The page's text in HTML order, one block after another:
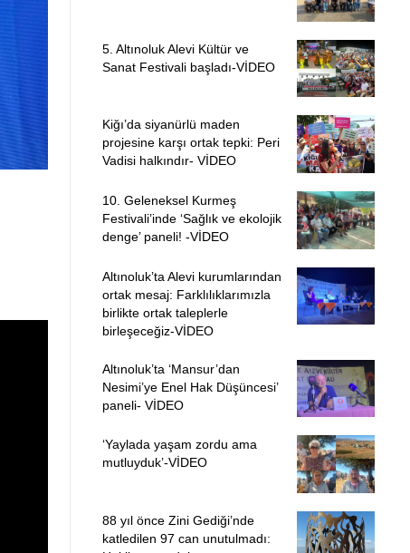
5. Altınoluk Alevi Kültür ve
Sanat Festivali başladı-VİDEO
Kiğı’da siyanürlü maden
projesine karşı ortak tepki: Peri
Vadisi halkındır- VİDEO
10. Geleneksel Kurmeş
Festivali’inde ‘Sağlık ve ekolojik
denge’ paneli! -VİDEO
Altınoluk’ta Alevi kurumlarından
ortak mesaj: Farklılıklarımızla
birlikte ortak taleplerle
birleşeceğiz-VİDEO
Altınoluk’ta ‘Mansur’dan
Nesimi’ye Enel Hak Düşüncesi’
paneli- VİDEO
‘Yaylada yaşam zordu ama
mutluyduk’-VİDEO
88 yıl önce Zini Gediği’nde
katledilen 97 can unutulmadı: